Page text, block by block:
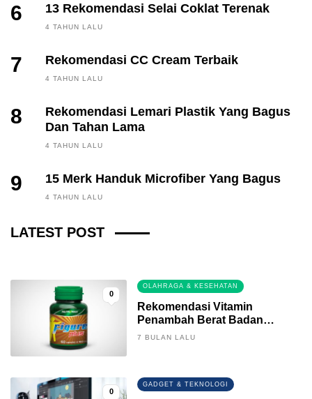
6 13 Rekomendasi Selai Coklat Terenak
4 TAHUN LALU
7 Rekomendasi CC Cream Terbaik
4 TAHUN LALU
8
Rekomendasi Lemari Plastik Yang Bagus
Dan Tahan Lama
4 TAHUN LALU
9 15 Merk Handuk Microfiber Yang Bagus
4 TAHUN LALU
LATEST POST
FINANCE, INVESTING
3 BULAN LALU
0
OLAHRAGA & KESEHATAN
Rekomendasi Vitamin
Penambah Berat Badan
Terbaik
7 BULAN LALU
0
GADGET & TEKNOLOGI